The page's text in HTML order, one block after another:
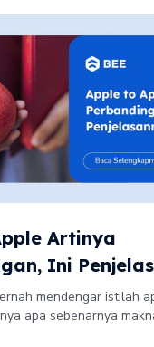
Artinya
Ini
mendengar istilah
apa sebenarnya